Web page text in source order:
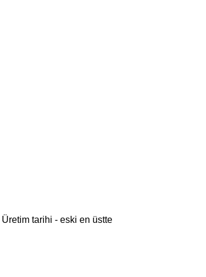
Üretim tarihi - eski en üstte